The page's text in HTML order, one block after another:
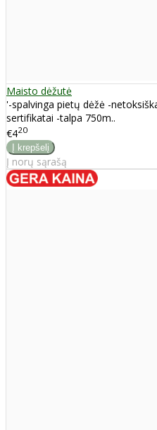
Maisto dėžutė
'-spalvinga pietų dėžė -
sertifikatai -talpa 750m..
€420
Į norų sąrašą